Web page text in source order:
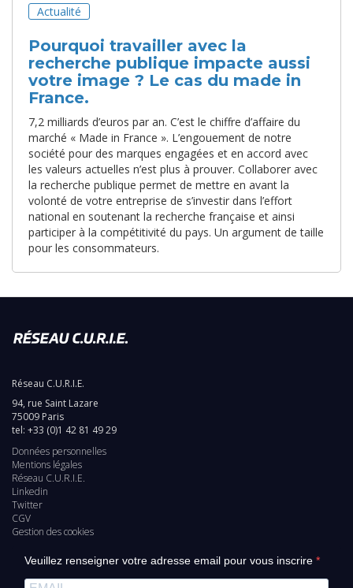
Actualité
Pourquoi travailler avec la
recherche publique impacte aussi
votre image ? Le cas du made in
France.
7,2 milliards d’euros par an. C’est le chiffre d’affaire du
marché « Made in France ». L’engouement de notre
société pour des marques engagées et en accord avec
les valeurs actuelles n’est plus à prouver. Collaborer avec
la recherche publique permet de mettre en avant la
volonté de votre entreprise de s’investir dans l’effort
national en soutenant la recherche française et ainsi
participer à la compétitivité du pays. Un argument de taille
pour les consommateurs.
Réseau C.U.R.I.E.
94, rue Saint Lazare
75009 Paris
tel: +33 (0)1 42 81 49 29
Pied
de
page
Données personnelles
Mentions légales
Réseau C.U.R.I.E.
Linkedin
Twitter
CGV
Gestion des cookies
Veuillez renseigner votre adresse email pour vous inscrire